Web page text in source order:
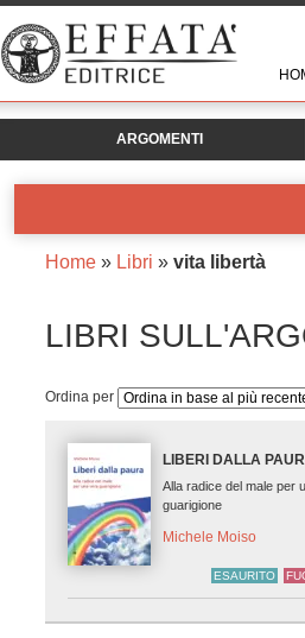
ARGOMENTI
Home » Libri » vita libertà
LIBRI
Ordina per
LIBERI DALLA
Alla radice del male per
guarigione
Michele Moiso
ESAURITO